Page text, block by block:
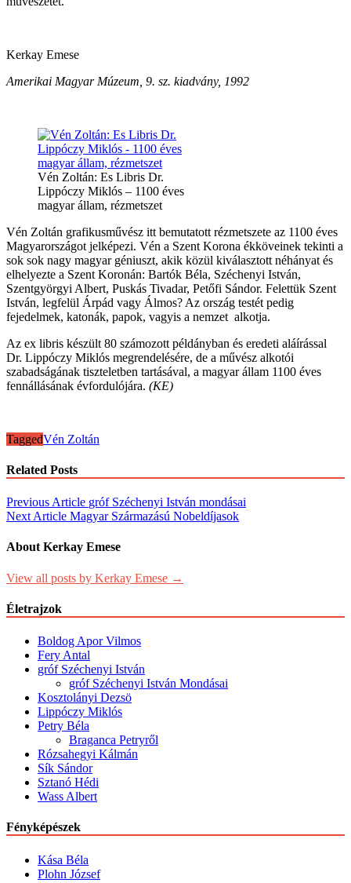
Kerkay Emese
Amerikai Magyar Múzeum, 9. sz. kiadvány, 1992
Vén Zoltán: Es Libris Dr.
Lippóczy Miklós – 1100 éves
magyar állam, rézmetszet
Vén Zoltán grafikusművész itt bemutatott rézmetszete az 1100 éves
Magyarországot jelképezi. Vén a Szent Korona ékköveinek tekinti a
sok sok nagy magyar géniuszt, akik közül kiválasztott néhányat és
elhelyezte a Szent Koronán: Bartók Béla, Széchenyi István,
Szentgyörgyi Albert, Puskás Tivadar, Petőfi Sándor. Felettük Szent
István, legfelül Árpád vagy Álmos? Az ország testét pedig
fejedelmek, katonák, papok, vagyis a nemzet alkotja.
Az ex libris készült 80 számozott példányban és eredeti aláírással
Dr. Lippóczy Miklós megrendelésére, de a művész alkotói
szabadságának tiszteletben tartásával, a magyar állam 1100 éves
fennállásának évfordulójára. (KE)
TaggedVén Zoltán
Related Posts
Post
navigation
Previous Article gróf Széchenyi István mondásai
Next Article Magyar Származású Nobeldíjasok
About Kerkay Emese
View all posts by Kerkay Emese →
Életrajzok
Boldog Apor Vilmos
Fery Antal
gróf Széchenyi István
gróf Széchenyi István Mondásai
Kosztolányi Dezsö
Lippóczy Miklós
Petry Béla
Braganca Petryről
Rózsahegyi Kálmán
Sík Sándor
Sztanó Hédi
Wass Albert
Fényképészek
Kása Béla
Plohn József